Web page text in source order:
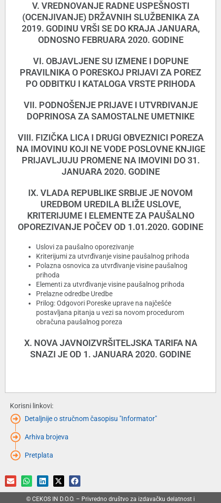
V. VREDNOVANJE RADNE USPEŠNOSTI
(OCENJIVANJE) DRŽAVNIH SLUŽBENIKA ZA
2019. GODINU VRŠI SE DO KRAJA JANUARA,
ODNOSNO FEBRUARA 2020. GODINE
VI. OBJAVLJENE SU IZMENE I DOPUNE
PRAVILNIKA O PORESKOJ PRIJAVI ZA POREZ
PO ODBITKU I KATALOGA VRSTE PRIHODA
VII. PODNOŠENJE PRIJAVE I UTVRĐIVANJE
DOPRINOSA ZA SAMOSTALNE UMETNIKE
VIII. FIZIČKA LICA I DRUGI OBVEZNICI POREZA
NA IMOVINU KOJI NE VODE POSLOVNE KNJIGE
PRIJAVLJUJU PROMENE NA IMOVINI DO 31.
JANUARA 2020. GODINE
IX. VLADA REPUBLIKE SRBIJE JE NOVOM
UREDBOM UREDILA BLIŽE USLOVE,
KRITERIJUME I ELEMENTE ZA PAUŠALNO
OPOREZIVANJE POČEV OD 1.01.2020. GODINE
Uslovi za paušalno oporezivanje
Kriterijumi za utvrđivanje visine paušalnog prihoda
Polazna osnovica za utvrđivanje visine paušalnog
prihoda
Elementi za utvrđivanje visine paušalnog prihoda
Prelazne odredbe Uredbe
Prilog: Odgovori Poreske uprave na najčešće
postavljana pitanja u vezi sa novom procedurom
obračuna paušalnog poreza
X. NOVA JAVNOIZVRŠITELJSKA TARIFA NA
SNAZI JE OD 1. JANUARA 2020. GODINE
Korisni linkovi:
Detaljnije o stručnom časopisu "Informator"
Arhiva brojeva
Pretplata
© CEKOS IN D.O.O. – Privredno društvo za izdavačku delatnost i